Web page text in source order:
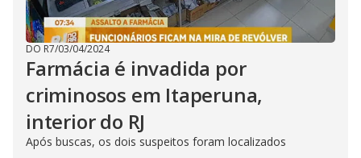
DO R7/03/04/2024
Farmácia é invadida por
criminosos em Itaperuna,
interior do RJ
Após buscas, os dois suspeitos foram localizados